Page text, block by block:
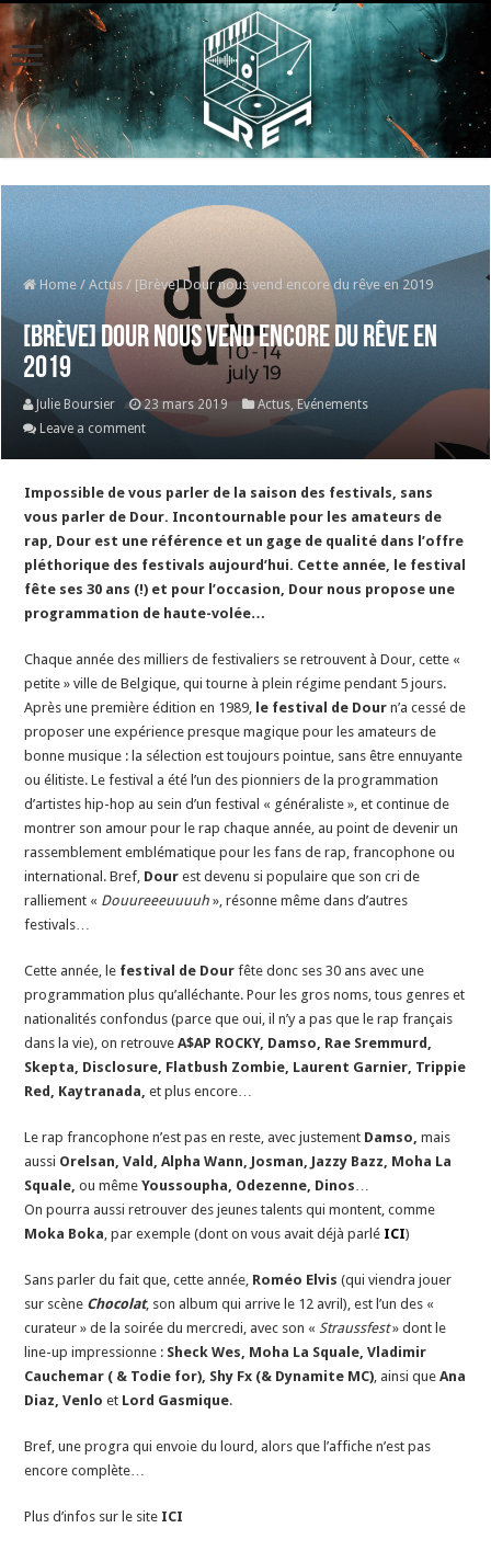
Home / Actus / [Brève] Dour nous vend encore du rêve en 2019
[Brève] Dour nous vend encore du rêve en
2019
Julie Boursier 23 mars 2019 Actus, Evénements
Leave a comment
Impossible de vous parler de la saison des festivals, sans
vous parler de Dour. Incontournable pour les amateurs de
rap, Dour est une référence et un gage de qualité dans l’offre
pléthorique des festivals aujourd’hui. Cette année, le festival
fête ses 30 ans (!) et pour l’occasion, Dour nous propose une
programmation de haute-volée…
Chaque année des milliers de festivaliers se retrouvent à Dour, cette «
petite » ville de Belgique, qui tourne à plein régime pendant 5 jours.
Après une première édition en 1989, le festival de Dour n’a cessé de
proposer une expérience presque magique pour les amateurs de
bonne musique : la sélection est toujours pointue, sans être ennuyante
ou élitiste. Le festival a été l’un des pionniers de la programmation
d’artistes hip-hop au sein d’un festival « généraliste », et continue de
montrer son amour pour le rap chaque année, au point de devenir un
rassemblement emblématique pour les fans de rap, francophone ou
international. Bref, Dour est devenu si populaire que son cri de
ralliement « Douureeeuuuuh », résonne même dans d’autres
festivals…
Cette année, le festival de Dour fête donc ses 30 ans avec une
programmation plus qu’alléchante. Pour les gros noms, tous genres et
nationalités confondus (parce que oui, il n’y a pas que le rap français
dans la vie), on retrouveA$AP ROCKY, Damso, Rae Sremmurd,
Skepta, Disclosure, Flatbush Zombie, Laurent Garnier, Trippie
Red, Kaytranada, et plus encore…
Le rap francophone n’est pas en reste, avec justement Damso, mais
aussi Orelsan, Vald, Alpha Wann, Josman, Jazzy Bazz, Moha La
Squale, ou mêmeYoussoupha, Odezenne, Dinos…
On pourra aussi retrouver des jeunes talents qui montent, comme
Moka Boka, par exemple (dont on vous avait déjà parlé ICI)
Sans parler du fait que, cette année, Roméo Elvis (qui viendra jouer
sur scène Chocolat, son album qui arrive le 12 avril), est l’un des «
curateur » de la soirée du mercredi, avec son « Straussfest» dont le
line-up impressionne : Sheck Wes, Moha La Squale, Vladimir
Cauchemar ( & Todie for), Shy Fx (& Dynamite MC), ainsi queAna
Diaz, Venlo et Lord Gasmique.
Bref, une progra qui envoie du lourd, alors que l’affiche n’est pas
encore complète…
Plus d’infos sur le site ICI